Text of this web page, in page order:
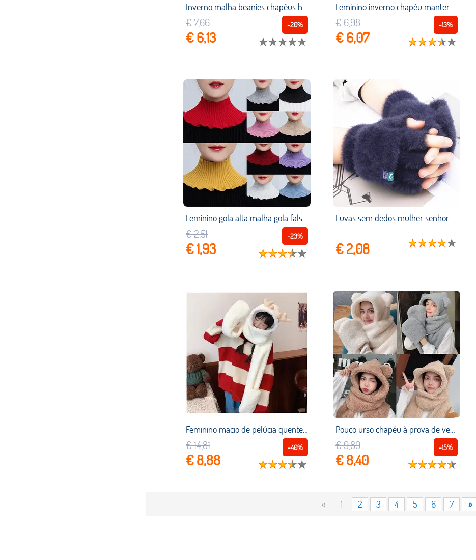
Inverno malha beanies chapéus homens mais veludo grosso quente gorro skullies chapéu feminino malha carta beanie feminino conjuntos de equitação ao ar livre
-20%
€ 7,66
€ 6,13
Feminino inverno chapéu manter quente boné mais velo chapéu cachecol definir chapéus quentes para mulher casual ao ar livre de malha de lã conjunto de duas peças
-13%
€ 6,98
€ 6,07
Feminino gola alta malha gola falsa inverno cor pura babados destacável à prova de vento envoltório cachecol elástico capa pescoço acessórios
-23%
€ 2,51
€ 1,93
Luvas sem dedos mulher senhoras moda metade do dedo com flip cover luvas meninas inverno quente ao ar livre ciclismo luvas de condução
€ 2,08
Feminino macio de pelúcia quente 3 em 1 lenço com capuz chapéu luvas definir orelhas de gato dos desenhos animados inverno à prova vento earflap boné bolso luvas
-40%
€ 14,81
€ 8,88
Pouco urso chapéu à prova de vento três peças conjunto inverno grosso com capuz cachecol com luvas de pelúcia confortável cachecol chapéu luvas 3 peça
-15%
€ 9,89
€ 8,40
« 1 2 3 4 5 6 7 »